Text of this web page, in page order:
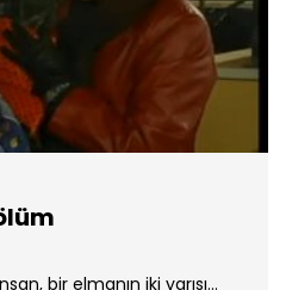
bir elmanın iki yarısı...